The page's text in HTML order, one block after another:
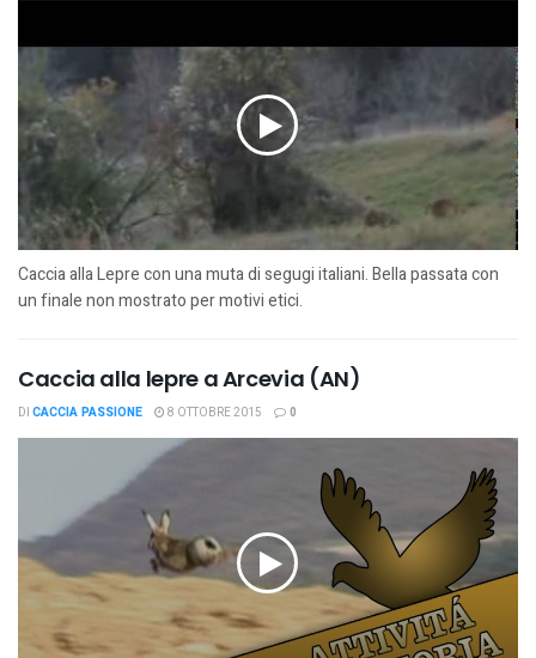
Caccia alla Lepre con una muta di segugi italiani. Bella passata con
un finale non mostrato per motivi etici.
Caccia alla lepre a Arcevia (AN)
DI CACCIA PASSIONE 8 OTTOBRE 2015 0